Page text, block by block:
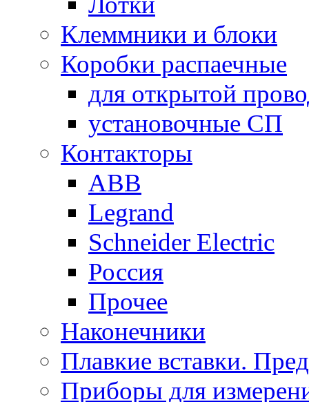
Клеммники и блоки
Коробки распаечные
для открытой
установочные СП
Контакторы
ABB
Legrand
Schneider Electric
Россия
Прочее
Наконечники
Плавкие вставки.
Приборы для